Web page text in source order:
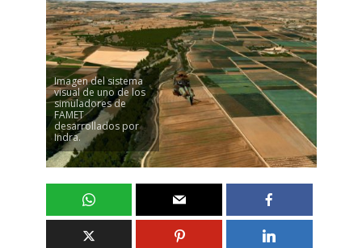
Imagen del sistema
visual de uno de los
simuladores de
FAMET
desarrollados por
Indra.